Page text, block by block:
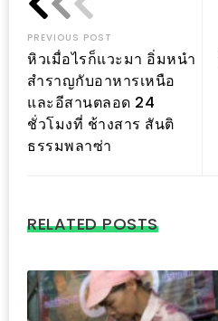
AIKO
(THE
UP,
RAMA
3)
ภาพ
ปิ๊
งด้วย
PREVIOUS POST
หิวเมื่อไรก็แวะมา อิ่มหนำ
สำราญกับอาหารเหนือ
และอีสานตลอด 24
ชั่วโมงที่ ช้างสาร สันติ
ธรรมพลาซ่า
RELATED POSTS